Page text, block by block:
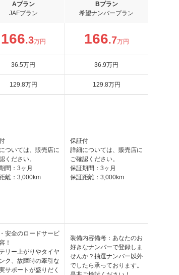
Aプラン
JAFプラン
Bプラン
希望ナンバープラン
166.3万円 166.7万円
36.5万円 36.9万円
129.8万円 129.8万円
ついては、販売店に
ください。
間：3ヶ月
離：3,000km
保証付
詳細については、販売店に
ご確認ください。
保証期間：3ヶ月
保証距離：3,000km
安全のロードサービ
！
リー上がりやタイヤ
ク、故障時の牽引な
サポートが盛りだく
装備内容備考：あなたのお
好きなナンバーで登録しま
せんか？抽選ナンバー以外
でしたら承っております。